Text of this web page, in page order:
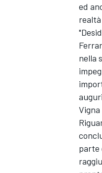
ed
nella
parte